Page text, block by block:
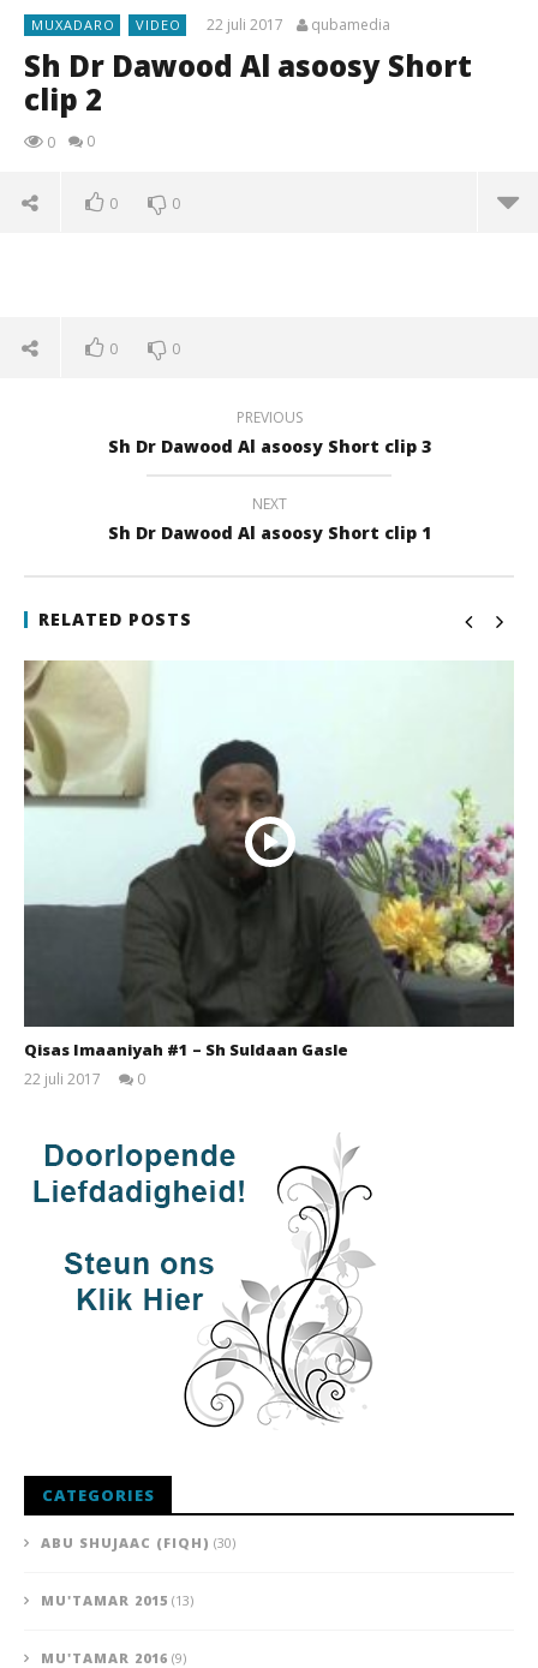
MUXADARO VIDEO 22 juli 2017 qubamedia
Sh Dr Dawood Al asoosy Short
clip 2
0 0
0 0
Sh Dr Dawood Al asoosy Short clip 2
juli
qubamedia
juli
0 0
PREVIOUS
Sh Dr Dawood Al asoosy Short clip 3
NEXT
Sh Dr Dawood Al asoosy Short clip 1
RELATED POSTS
Qisas Imaaniyah #1 – Sh Suldaan Gasle
22 juli 2017
0
CATEGORIES
ABU SHUJAAC (FIQH) (30)
MU'TAMAR 2015 (13)
MU'TAMAR 2016 (9)